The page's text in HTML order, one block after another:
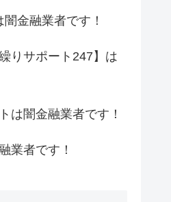
金融業者です！
りサポート247】は
は闇金融業者です！
業者です！